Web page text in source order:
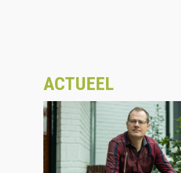
ACTUEEL